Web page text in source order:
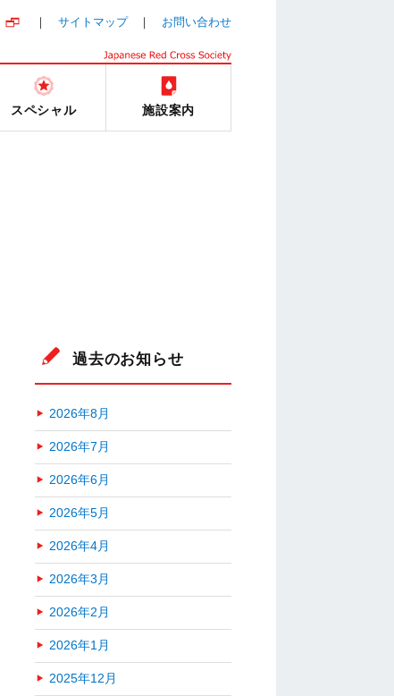
サイトマップ お問い合わせ
スペシャル 施設案内
過去のお知らせ
2026年8月
2026年7月
2026年6月
2026年5月
2026年4月
2026年3月
2026年2月
2026年1月
2025年12月